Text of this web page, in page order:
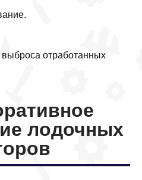
отработанных
лодочных